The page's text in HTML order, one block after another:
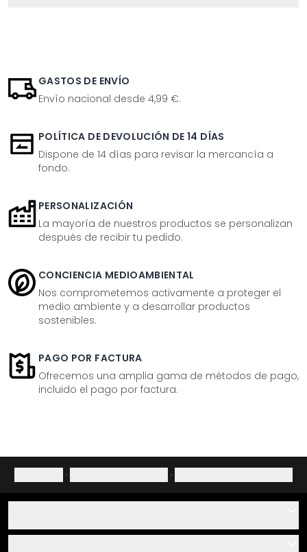
GASTOS DE ENVÍO
Envío nacional desde 4,99 €.
POLÍTICA DE DEVOLUCIÓN DE 14 DÍAS
Dispone de 14 días para revisar la mercancía a
fondo.
PERSONALIZACIÓN
La mayoría de nuestros productos se personalizan
después de recibir tu pedido.
CONCIENCIA MEDIOAMBIENTAL
Nos comprometemos activamente a proteger el
medio ambiente y a desarrollar productos
sostenibles.
PAGO POR FACTURA
Ofrecemos una amplia gama de métodos de pago,
incluido el pago por factura.
· ·